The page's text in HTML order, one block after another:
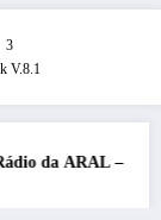
3
V.8.1
ARAL – 11 de julho